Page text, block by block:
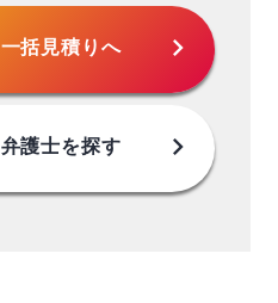
一括見積りへ chevron_right
弁護士を探す chevron_right